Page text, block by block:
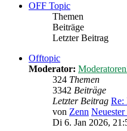
OFF Topic
Themen
Beiträge
Letzter Beitrag
Offtopic
Moderator:
324 Themen
3342 Beiträge
Letzter Beitrag Re:
von Zenn
Di 6. Jan 2026,